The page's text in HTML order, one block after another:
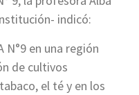
indicó:
N°9 en una región
de cultivos
el té y en los